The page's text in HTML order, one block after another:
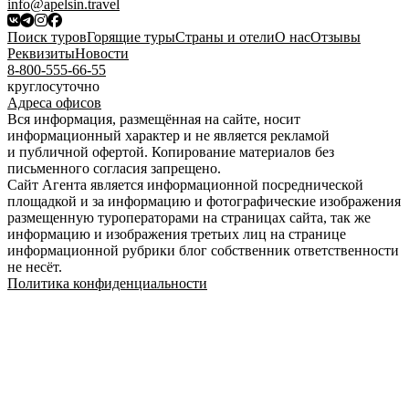
info@apelsin.travel
Поиск туровГорящие турыСтраны и отелиО насОтзывы
РеквизитыНовости
8-800-555-66-55
круглосуточно
Адреса офисов
Вся информация, размещённая на сайте, носит
информационный характер и не является рекламой
и публичной офертой. Копирование материалов без
письменного согласия запрещено.
Сайт Агента является информационной посреднической
площадкой и за информацию и фотографические изображения
размещенную туроператорами на страницах сайта, так же
информацию и изображения третьих лиц на странице
информационной рубрики блог собственник ответственности
не несёт.
Политика конфиденциальности